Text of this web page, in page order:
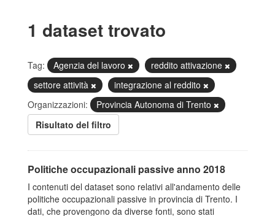
1 dataset trovato
Tag: Agenzia del lavoro
reddito attivazione
settore attività
integrazione al reddito
Organizzazioni:
Provincia Autonoma di Trento
Risultato del filtro
Politiche occupazionali passive anno 2018
I contenuti del dataset sono relativi all'andamento delle
politiche occupazionali passive in provincia di Trento. I
dati, che provengono da diverse fonti, sono stati